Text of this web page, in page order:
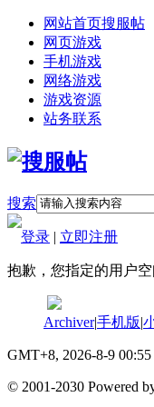
网站首页搜服帖
网页游戏
手机游戏
网络游戏
游戏资源
站务联系
搜索
登录 | 立即注册
抱歉，您指定的用户
Archiver|手机版|
GMT+8, 2026-8-9 00:55
© 2001-2030 Powered